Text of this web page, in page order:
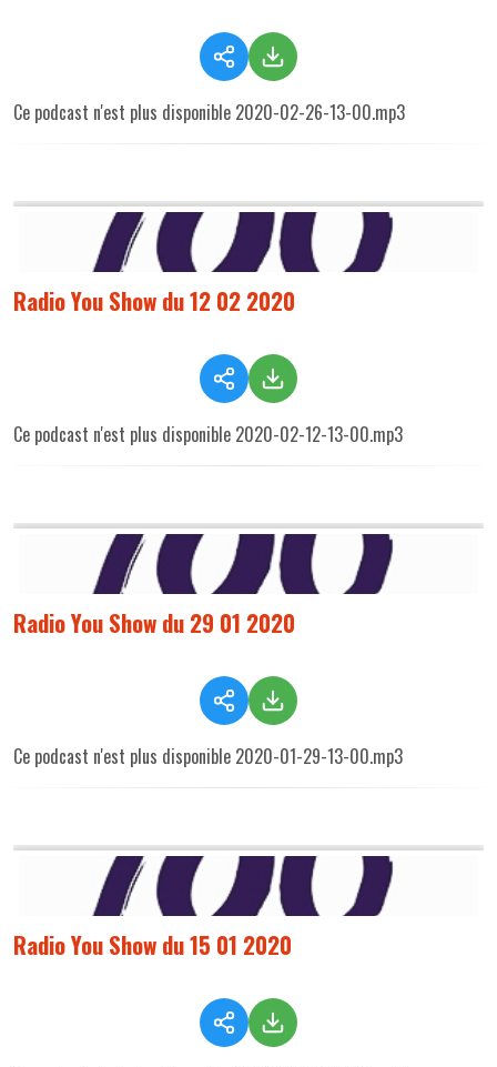
Ce podcast n'est plus disponible 2020-02-26-13-00.mp3
Radio You Show du 12 02 2020
Ce podcast n'est plus disponible 2020-02-12-13-00.mp3
Radio You Show du 29 01 2020
Ce podcast n'est plus disponible 2020-01-29-13-00.mp3
Radio You Show du 15 01 2020